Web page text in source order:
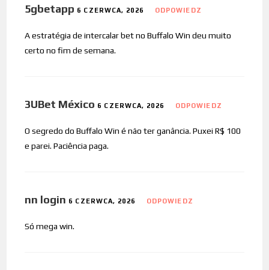
5gbetapp 6 CZERWCA, 2026 ODPOWIEDZ
A estratégia de intercalar bet no Buffalo Win deu muito
certo no fim de semana.
3UBet México 6 CZERWCA, 2026 ODPOWIEDZ
O segredo do Buffalo Win é não ter ganância. Puxei R$ 100
e parei. Paciência paga.
nn login 6 CZERWCA, 2026 ODPOWIEDZ
Só mega win.